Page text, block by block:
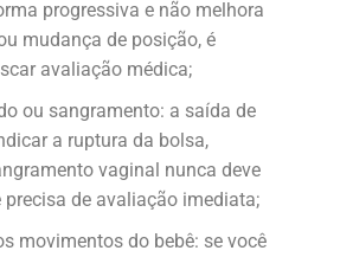
progressiva e não melhora
mudança de posição, é
avaliação médica;
ou sangramento: a saída de
a ruptura da bolsa,
vaginal nunca deve
precisa de avaliação imediata;
movimentos do bebê: se você